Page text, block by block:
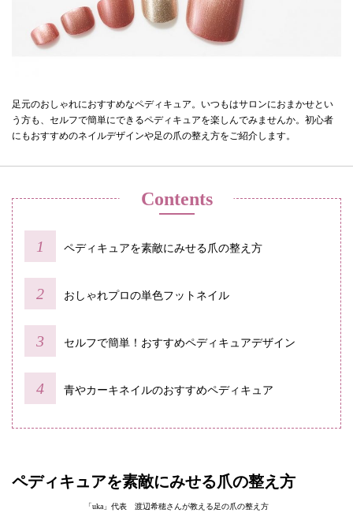
足元のおしゃれにおすすめなペディキュア。いつもはサロンにおまかせとい
う方も、セルフで簡単にできるペディキュアを楽しんでみませんか。初心者
にもおすすめのネイルデザインや足の爪の整え方をご紹介します。
Contents
ペディキュアを素敵にみせる爪の整え方
おしゃれプロの単色フットネイル
セルフで簡単！おすすめペディキュアデザイン
青やカーキネイルのおすすめペディキュア
ペディキュアを素敵にみせる爪の整え方
「uka」代表 渡辺希穂さんが教える足の爪の整え方